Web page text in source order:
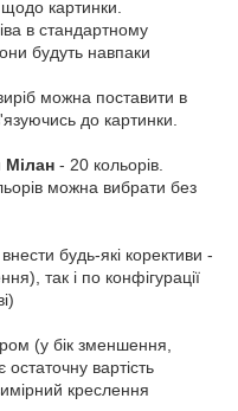
картинки.
в стандартному
будуть навпаки
можна поставити в
до картинки.
Мілан - 20 кольорів.
можна вибрати без
будь-які корективи -
так і по конфігурації
(у бік зменшення,
вартість
креслення